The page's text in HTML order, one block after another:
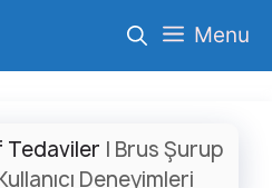
Menu
| Brus Şurup
Deneyimleri